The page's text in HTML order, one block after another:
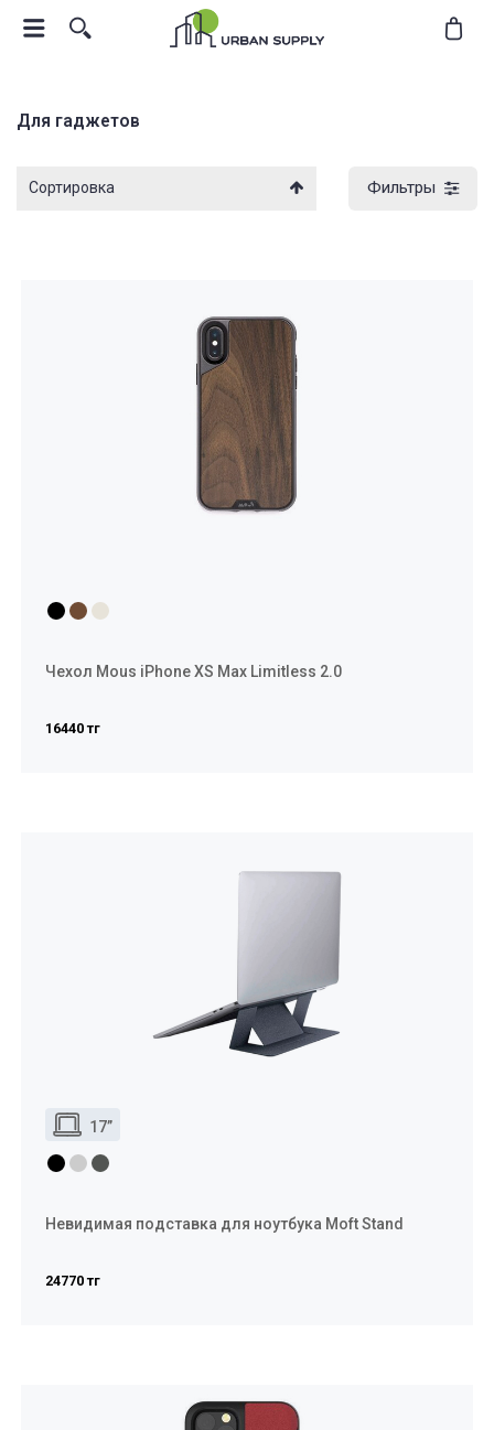
Для гаджетов
Фильтры
Чехол Mous iPhone XS Max Limitless 2.0
16440 тг
17”
Невидимая подставка для ноутбука Moft Stand
24770 тг